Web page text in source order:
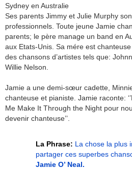
Sydney en Australie
Ses parents Jimmy et Julie Murphy
professionnels. Toute jeune Jamie
parents; le père manage un band en
aux Etats-Unis. Sa mére est
des chansons d’artistes tels que:
Willie Nelson.
Jamie a une demi-sœur cadette,
chanteuse et pianiste. Jamie raconte:
Me Make It Through the Night pour
devenir chanteuse’’.
La Phrase: La chose la plus
partager ces superbes
Jamie O’ Neal.